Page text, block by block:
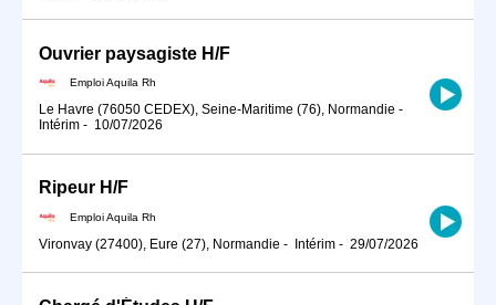
Ouvrier paysagiste H/F
Emploi Aquila Rh
Le Havre (76050 CEDEX), Seine-Maritime (76), Normandie -
Intérim - 10/07/2026
Ripeur H/F
Emploi Aquila Rh
Vironvay (27400), Eure (27), Normandie - Intérim - 29/07/2026